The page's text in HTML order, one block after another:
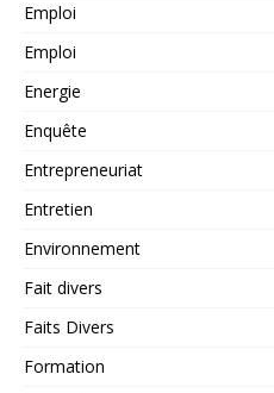
Emploi
Emploi
Energie
Enquête
Entrepreneuriat
Entretien
Environnement
Fait divers
Faits Divers
Formation